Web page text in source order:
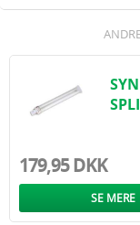
179,95 DKK
SE MERE